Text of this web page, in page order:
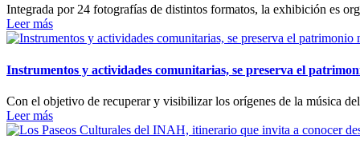
Integrada por 24 fotografías de distintos formatos, la exhibición es
Leer más
Instrumentos y actividades comunitarias, se preserva el
Con el objetivo de recuperar y visibilizar los orígenes de la música
Leer más